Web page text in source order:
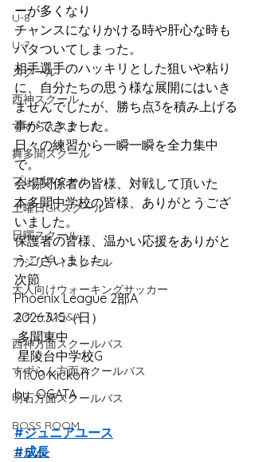
U-8
U-7
スクール
西神スクール
すずらんスクール
舞多聞スクール
プレゴスクール
土曜日GKスクール
日曜スクール
アジリティスクール
大人向けウォーキングサッカー
スクールQ&A
西神方面スクールバス
すずらん方面スクールバス
明石方面スクールバス
BOSS ROOM
コラム
ーが多くなり
チャンスになりかける時や肝心な時も
バタついてしまった。
相手選手のハッキリとした狙いや粘り
に、自分たちの思う様な展開にはいき
ませんでしたが、勝ち点3を積み上げる
事ができました。
日々の練習から一瞬一瞬を全力集中
で。
会場関係者の皆様、対戦して頂いた
本多聞中学校の皆様、ありがとうござ
いました。
保護者の皆様、温かい応援をありがと
うございました。
次節
Phoenix League 2部A
2026.3.15（日）
多聞東中
星陵台中学校G
11:00 Kickoff
by  OGATA
#ジュニアユース
#成長